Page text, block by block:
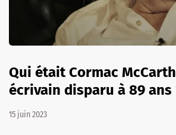
Qui était Cormac
écrivain disparu à 89 ans
15 juin 2023